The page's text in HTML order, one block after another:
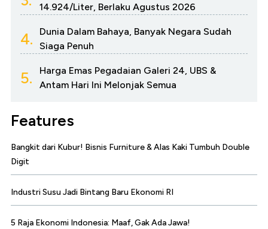
14.924/Liter, Berlaku Agustus 2026
4.
Dunia Dalam Bahaya, Banyak Negara Sudah
Siaga Penuh
5.
Harga Emas Pegadaian Galeri 24, UBS &
Antam Hari Ini Melonjak Semua
Features
Bangkit dari Kubur! Bisnis Furniture & Alas Kaki Tumbuh Double
Digit
Industri Susu Jadi Bintang Baru Ekonomi RI
5 Raja Ekonomi Indonesia: Maaf, Gak Ada Jawa!